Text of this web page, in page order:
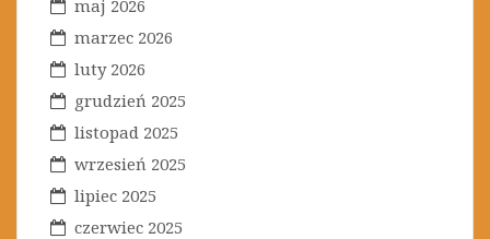
e
maj 2026
marzec 2026
luty 2026
grudzień 2025
listopad 2025
wrzesień 2025
lipiec 2025
czerwiec 2025